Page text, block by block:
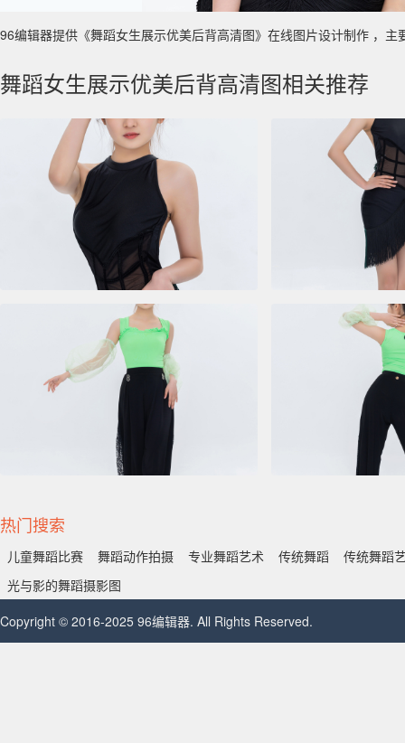
96编辑器提供《舞蹈女生展示优美后背高清图》在线图片设计制作 ，
舞蹈女生展示优美后背高清图相关推荐
热门搜索
儿童舞蹈比赛 舞蹈动作拍摄 专业舞蹈艺术 传统舞蹈
传统舞蹈
光与影的舞蹈摄影图
Copyright © 2016-2025 96编辑器. All Rights Reserved.